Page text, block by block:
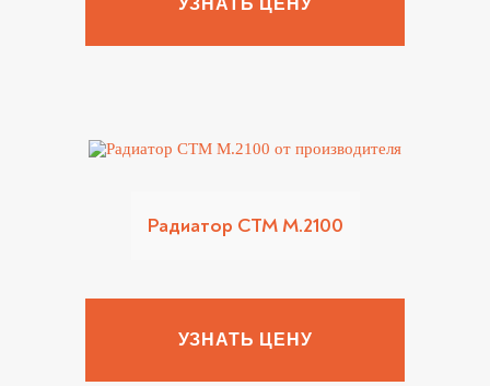
УЗНАТЬ ЦЕНУ
Радиатор CTM M.2100
УЗНАТЬ ЦЕНУ